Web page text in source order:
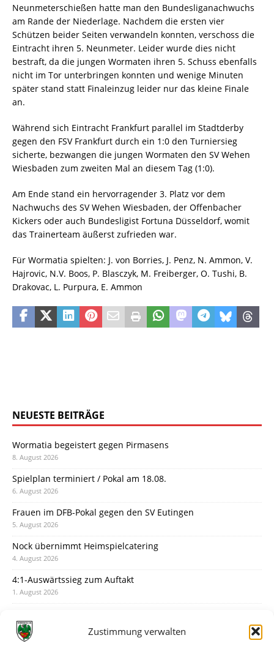
Zustimmung verwalten
Neunmeterschießen hatte man den Bundesliganachwuchs
am Rande der Niederlage. Nachdem die ersten vier
Schützen beider Seiten verwandeln konnten, verschoss die
Eintracht ihren 5. Neunmeter. Leider wurde dies nicht
bestraft, da die jungen Wormaten ihren 5. Schuss ebenfalls
nicht im Tor unterbringen konnten und wenige Minuten
später stand statt Finaleinzug leider nur das kleine Finale
an.
Während sich Eintracht Frankfurt parallel im Stadtderby
gegen den FSV Frankfurt durch ein 1:0 den Turniersieg
sicherte, bezwangen die jungen Wormaten den SV Wehen
Wiesbaden zum zweiten Mal an diesem Tag (1:0).
Am Ende stand ein hervorragender 3. Platz vor dem
Nachwuchs des SV Wehen Wiesbaden, der Offenbacher
Kickers oder auch Bundesligist Fortuna Düsseldorf, womit
das Trainerteam äußerst zufrieden war.
Für Wormatia spielten: J. von Borries, J. Penz, N. Ammon, V.
Hajrovic, N.V. Boos, P. Blasczyk, M. Freiberger, O. Tushi, B.
Drakovac, L. Purpura, E. Ammon
NEUESTE BEITRÄGE
Wormatia begeistert gegen Pirmasens
8. August 2026
Spielplan terminiert / Pokal am 18.08.
6. August 2026
Frauen im DFB-Pokal gegen den SV Eutingen
5. August 2026
Nock übernimmt Heimspielcatering
4. August 2026
4:1-Auswärtssieg zum Auftakt
1. August 2026
31. Juli 2026